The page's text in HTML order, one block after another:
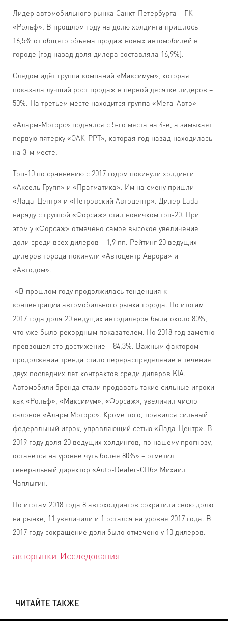
Лидер автомобильного рынка Санкт-Петербурга – ГК
«Рольф». В прошлом году на долю холдинга пришлось
16,5% от общего объема продаж новых автомобилей в
городе (год назад доля дилера составляла 16,9%).
Следом идёт группа компаний «Максимум», которая
показала лучший рост продаж в первой десятке лидеров –
50%. На третьем месте находится группа «Мега-Авто»
«Аларм-Моторс» поднялся с 5-го места на 4-е, а замыкает
первую пятерку «ОАК-РРТ», которая год назад находилась
на 3-м месте.
Топ-10 по сравнению с 2017 годом покинули холдинги
«Аксель Групп» и «Прагматика». Им на смену пришли
«Лада-Центр» и «Петровский Автоцентр». Дилер Lada
наряду с группой «Форсаж» стал новичком топ-20. При
этом у «Форсаж» отмечено самое высокое увеличение
доли среди всех дилеров – 1,9 пп. Рейтинг 20 ведущих
дилеров города покинули «Автоцентр Аврора» и
«Автодом».
«В прошлом году продолжилась тенденция к
концентрации автомобильного рынка города. По итогам
2017 года доля 20 ведущих автодилеров была около 80%,
что уже было рекордным показателем. Но 2018 год заметно
превзошел это достижение – 84,3%. Важным фактором
продолжения тренда стало перераспределение в течение
двух последних лет контрактов среди дилеров KIA.
Автомобили бренда стали продавать такие сильные игроки
как «Рольф», «Максимум», «Форсаж», увеличил число
салонов «Аларм Моторс». Кроме того, появился сильный
федеральный игрок, управляющий сетью «Лада-Центр». В
2019 году доля 20 ведущих холдингов, по нашему прогнозу,
останется на уровне чуть более 80%» – отметил
генеральный директор «Auto-Dealer-СПб» Михаил
Чаплыгин.
По итогам 2018 года 8 автохолдингов сократили свою долю
на рынке, 11 увеличили и 1 остался на уровне 2017 года. В
2017 году сокращение доли было отмечено у 10 дилеров.
авторынки Исследования
ЧИТАЙТЕ ТАКЖЕ